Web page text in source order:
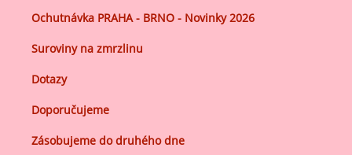
Ochutnávka PRAHA - BRNO - Novinky 2026
Suroviny na zmrzlinu
Dotazy
Doporučujeme
Zásobujeme do druhého dne